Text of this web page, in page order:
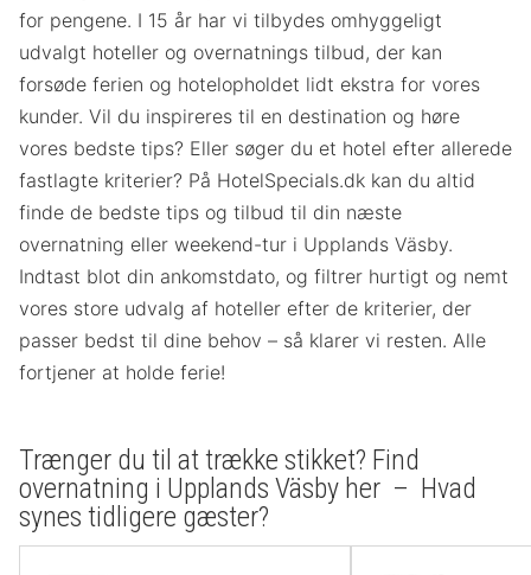
for pengene. I 15 år har vi tilbydes omhyggeligt
udvalgt hoteller og overnatnings tilbud, der kan
forsøde ferien og hotelopholdet lidt ekstra for vores
kunder. Vil du inspireres til en destination og høre
vores bedste tips? Eller søger du et hotel efter allerede
fastlagte kriterier? På HotelSpecials.dk kan du altid
finde de bedste tips og tilbud til din næste
overnatning eller weekend-tur i Upplands Väsby.
Indtast blot din ankomstdato, og filtrer hurtigt og nemt
vores store udvalg af hoteller efter de kriterier, der
passer bedst til dine behov – så klarer vi resten. Alle
fortjener at holde ferie!
Trænger du til at trække stikket? Find
overnatning i Upplands Väsby her – Hvad
synes tidligere gæster?